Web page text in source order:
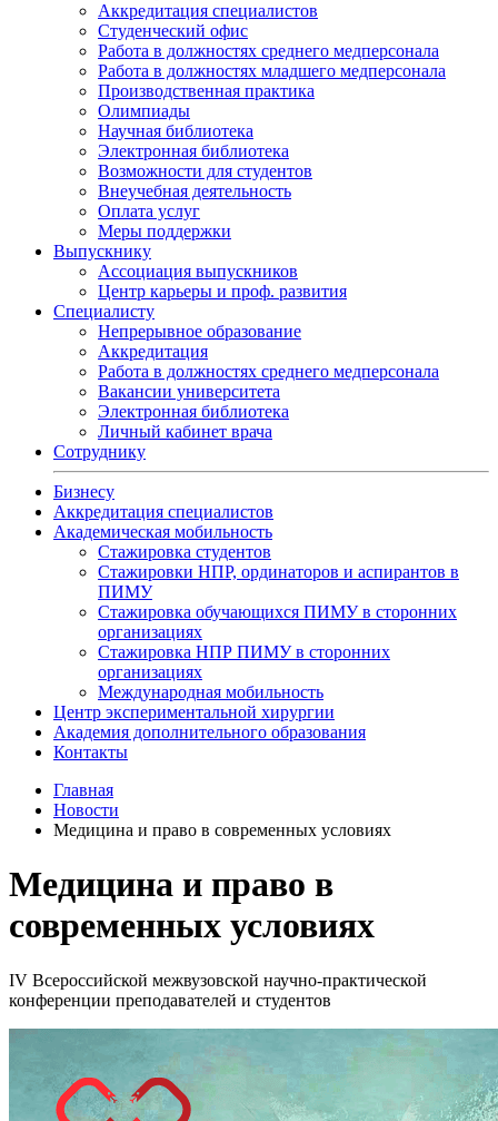
Аккредитация специалистов
Студенческий офис
Работа в должностях среднего медперсонала
Работа в должностях младшего медперсонала
Производственная практика
Олимпиады
Научная библиотека
Электронная библиотека
Возможности для студентов
Внеучебная деятельность
Оплата услуг
Меры поддержки
Выпускнику
Ассоциация выпускников
Центр карьеры и проф. развития
Специалисту
Непрерывное образование
Аккредитация
Работа в должностях среднего медперсонала
Вакансии университета
Электронная библиотека
Личный кабинет врача
Сотруднику
Бизнесу
Аккредитация специалистов
Академическая мобильность
Стажировка студентов
Стажировки НПР, ординаторов и аспирантов в
ПИМУ
Стажировка обучающихся ПИМУ в сторонних
организациях
Стажировка НПР ПИМУ в сторонних
организациях
Международная мобильность
Центр экспериментальной хирургии
Академия дополнительного образования
Контакты
Главная
Новости
Медицина и право в современных условиях
Медицина и право в
современных условиях
IV Всероссийской межвузовской научно-практической
конференции преподавателей и студентов